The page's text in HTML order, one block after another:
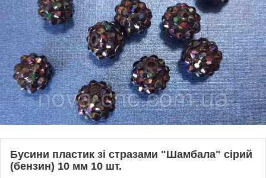
Бусини пластик зі стразами "Шамбала" сірий
(бензин) 10 мм 10 шт.